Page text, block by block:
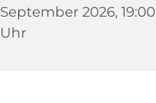
September 2026, 19:00
Uhr